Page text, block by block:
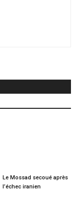
Le Mossad secoué après
l’échec iranien